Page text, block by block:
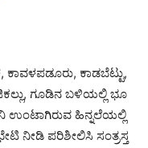
ಕಾಡಬೆಟ್ಟು,
ಗೂಡಿನ ಬಳಿಯಲ್ಲಿ ಭೂ
ಉಂಟಾಗಿರುವ ಹಿನ್ನಲೆಯಲ್ಲಿ
ನೀಡಿ ಪರಿಶೀಲಿಸಿ ಸಂತ್ರಸ್ತ